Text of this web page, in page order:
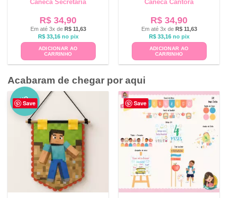
Caneca Secretária
R$ 34,90
Em até 3x de R$11,63
R$33,16 no pix
ADICIONAR AO
CARRINHO
Caneca Cantora
R$ 34,90
Em até 3x de R$11,63
R$33,16 no pix
ADICIONAR AO
CARRINHO
Acabaram de chegar por aqui
Save
NO
VO Save